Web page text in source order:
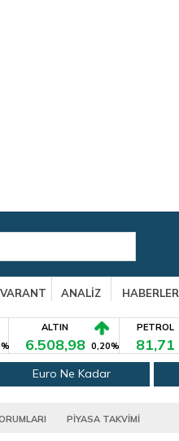
VARANT ANALİZ HABERLER
ALTIN
6.508,98 0,20%
PETROL
81,71
Euro Ne Kadar
PİYASA TAKVİMİ